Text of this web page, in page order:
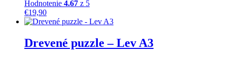
Hodnotenie 4.67 z 5
€19,90
Drevené puzzle – Lev A3